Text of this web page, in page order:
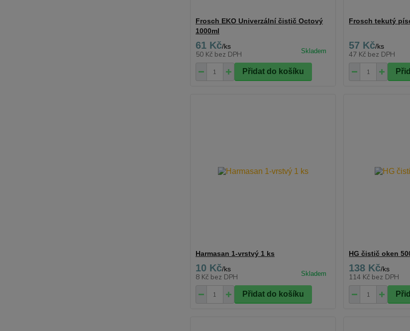
Frosch EKO Univerzální čistič Octový
1000ml
61 Kč/ks
50 Kč bez DPH
Přidat do košíku
Frosch tekutý
57 Kč/ks
47 Kč bez DPH
Harmasan 1-vrstvý 1 ks
10 Kč/ks
8 Kč bez DPH
Přidat do košíku
HG čistič oken
138 Kč/ks
114 Kč bez DPH